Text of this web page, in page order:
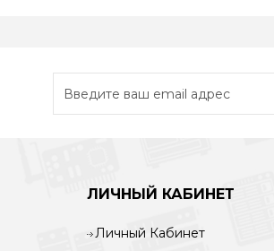
ЛИЧНЫЙ КАБИНЕТ
Личный Кабинет